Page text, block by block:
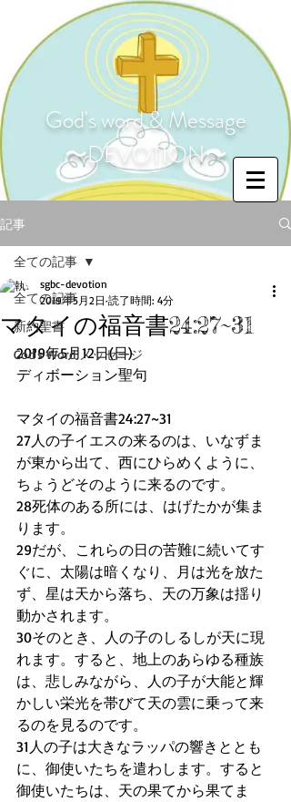
God's word & Message
〜DEVOTION〜
記事
全ての記事
新約聖書
God's Word メッセージ
全ての記事
マタイの福音書24:27~31
sgbc-devotion
2019年5月2日 読了時間: 4分
2019年5月12日(日)
ディボーション聖句
マタイの福音書24:27~31
27人の子イエスの来るのは、いなずま
が東から出て、西にひらめくように、
ちょうどそのように来るのです。
28死体のある所には、はげたかが集ま
ります。
29だが、これらの日の苦難に続いてす
ぐに、太陽は暗くなり、月は光を放た
ず、星は天から落ち、天の万象は揺り
動かされます。
30そのとき、人の子のしるしが天に現
れます。すると、地上のあらゆる種族
は、悲しみながら、人の子が大能と輝
かしい栄光を帯びて天の雲に乗って来
るのを見るのです。
31人の子は大きなラッパの響きととも
に、御使いたちを遣わします。すると
御使いたちは、天の果てから果てま